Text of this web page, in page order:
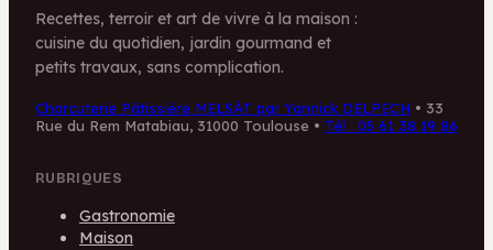
Recettes, terroir et art de vivre à la maison :
cuisine du quotidien, jardin gourmand et
petits travaux, sans complication.
Charcuterie Pâtissière MELSÀT par Yannick DELPECH • 33
Rue du Rem Matabiau, 31000 Toulouse • Tél : 05 61 38 19 86
RUBRIQUES
Gastronomie
Maison